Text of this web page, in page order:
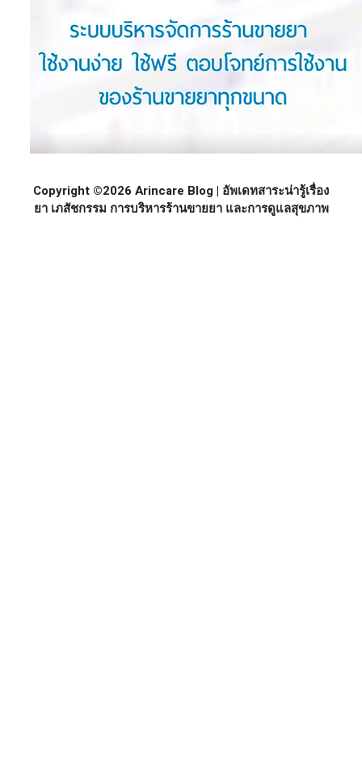
Copyright ©2026 Arincare Blog | อัพเดทสาระน่ารู้เรื่อง
ยา เภสัชกรรม การบริหารร้านขายยา และการดูแลสุขภาพ